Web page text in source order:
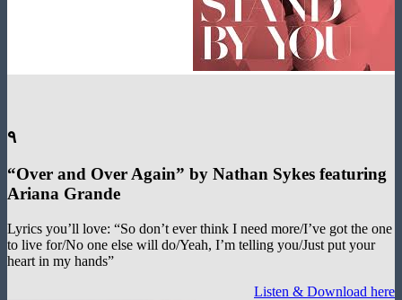
“Over and Over Again ”by Nathan Sykes
Ariana Grande
Lyrics you’ll love: “So don’t ever think I need more/I’ve got
to live for/No one else will do/Yeah, I’m telling you/Just put
heart in my hands”
Listen &